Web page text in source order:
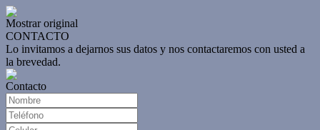
Mostrar original
CONTACTO
Lo invitamos a dejarnos sus datos y nos contactaremos con usted a
la brevedad.
Contacto